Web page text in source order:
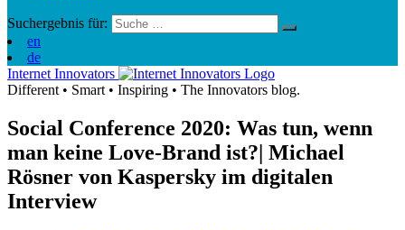
Suchergebnis für:
en
de
Internet Innovators
Different • Smart • Inspiring • The Innovators blog.
Social Conference 2020: Was tun, wenn
man keine Love-Brand ist?| Michael
Rösner von Kaspersky im digitalen
Interview